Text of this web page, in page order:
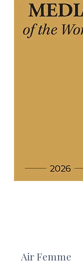
Air Femme